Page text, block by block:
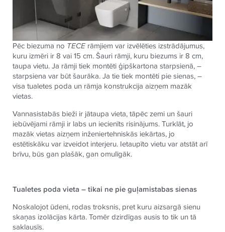
Pēc biezuma no TECE rāmjiem var izvēlēties izstrādājumus,
kuru izmēri ir 8 vai 15 cm. Šauri rāmji, kuru biezums ir 8 cm,
taupa vietu. Ja rāmji tiek montēti ģipškartona starpsienā, –
starpsiena var būt šaurāka. Ja tie tiek montēti pie sienas, –
visa tualetes poda un rāmja konstrukcija aizņem mazāk
vietas.
Vannasistabās bieži ir jātaupa vieta, tāpēc zemi un šauri
iebūvējami rāmji ir labs un iecienīts risinājums. Turklāt, jo
mazāk vietas aizņem inženiertehniskās iekārtas, jo
estētiskāku var izveidot interjeru. Ietaupīto vietu var atstāt arī
brīvu, būs gan plašāk, gan omulīgāk.
Tualetes poda vieta –tikai ne pie guļamistabas sienas
Noskalojot ūdeni, rodas troksnis, pret kuru aizsargā sienu
skaņas izolācijas kārta. Tomēr dzirdīgas ausis to tik un tā
saklausīs.